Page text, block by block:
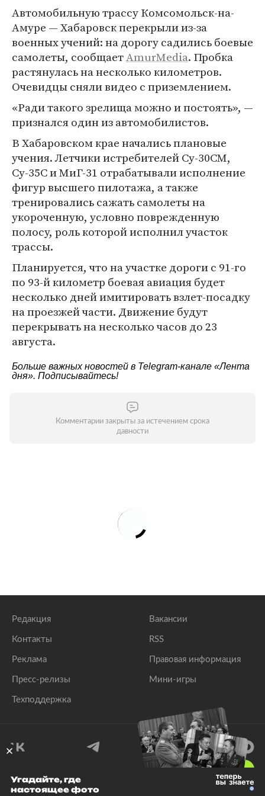
Автомобильную трассу Комсомольск-на-
Амуре — Хабаровск перекрыли из-за
военных учений: на дорогу садились боевые
самолеты, сообщаетAmurMedia. Пробка
растянулась на несколько километров.
Очевидцы сняли видео с приземлением.
«Ради такого зрелища можно и постоять», —
признался один из автомобилистов.
В Хабаровском крае начались плановые
учения. Летчики истребителей Су-30СМ,
Су-35С и МиГ-31 отрабатывали исполнение
фигур высшего пилотажа, а также
тренировались сажать самолеты на
укороченную, условно поврежденную
полосу, роль которой исполнил участок
трассы.
Планируется, что на участке дороги с 91-го
по 93-й километр боевая авиация будет
несколько дней имитировать взлет-посадку
на проезжей части. Движение будут
перекрывать на несколько часов до 23
августа.
Больше важных новостей в Telegram-канале «Лента
дня». Подписывайтесь!
Комментарии закрыты за истечением срока
давности
Редакция
Контакты
Реклама
Пресс-релизы
Техподдержка
Вакансии
RSS
Правовая информация
Мини-игры
© 1999–2026 Все права защищены.
Угадайте, где
настоящее фото